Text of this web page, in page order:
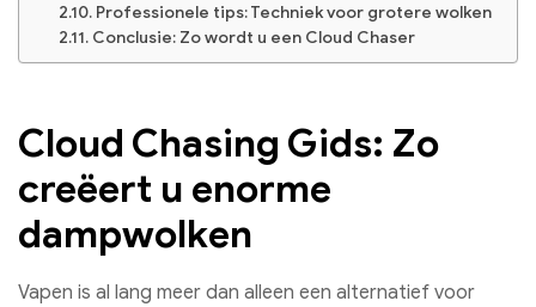
Professionele tips: Techniek voor grotere wolken
Conclusie: Zo wordt u een Cloud Chaser
Cloud Chasing Gids: Zo
creëert u enorme
dampwolken
Vapen is al lang meer dan alleen een alternatief voor